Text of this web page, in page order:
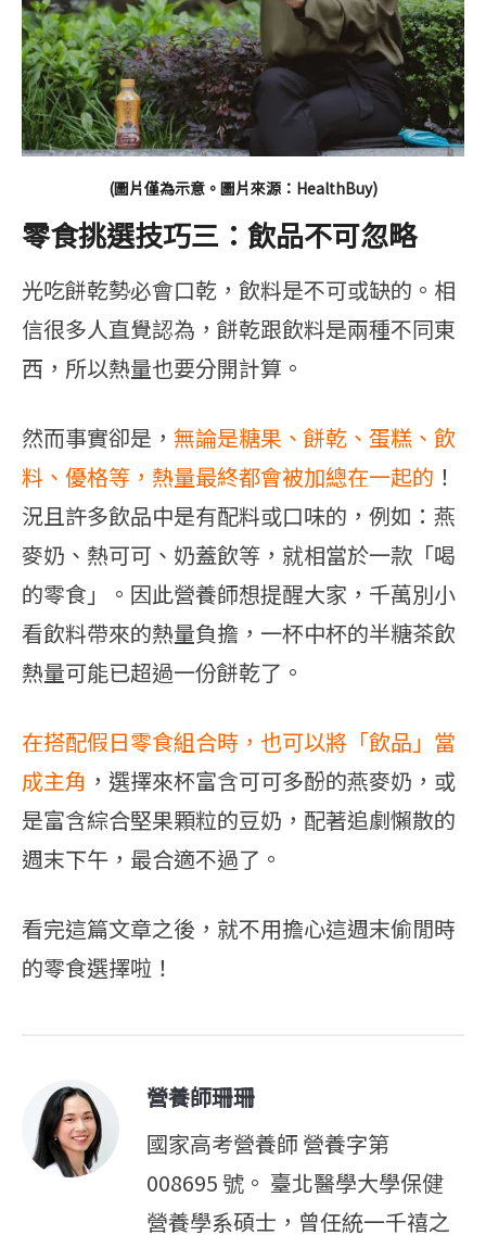
(圖片僅為示意。圖片來源：HealthBuy)
零食挑選技巧三：飲品不可忽略
光吃餅乾勢必會口乾，飲料是不可或缺的。相
信很多人直覺認為，餅乾跟飲料是兩種不同東
西，所以熱量也要分開計算。
然而事實卻是， 無論是糖果、餅乾、蛋糕、飲
料、優格等，熱量最終都會被加總在一起的 ！
況且許多飲品中是有配料或口味的，例如：燕
麥奶、熱可可、奶蓋飲等，就相當於一款「喝
的零食」。因此營養師想提醒大家，千萬別小
看飲料帶來的熱量負擔，一杯中杯的半糖茶飲
熱量可能已超過一份餅乾了。
在搭配假日零食組合時，也可以將「飲品」當
成主角 ，選擇來杯富含可可多酚的燕麥奶，或
是富含綜合堅果顆粒的豆奶，配著追劇懶散的
週末下午，最合適不過了。
看完這篇文章之後，就不用擔心這週末偷閒時
的零食選擇啦！
營養師珊珊
國家高考營養師 營養字第
008695 號。 臺北醫學大學保健
營養學系碩士，曾任統一千禧之